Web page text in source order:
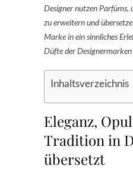
Designer nutzen Parfüms,
zu erweitern und
Marke in ein sinnliches
Düfte der Designermarken
Inhaltsverzeichnis
Eleganz,
Tradition in
übersetzt